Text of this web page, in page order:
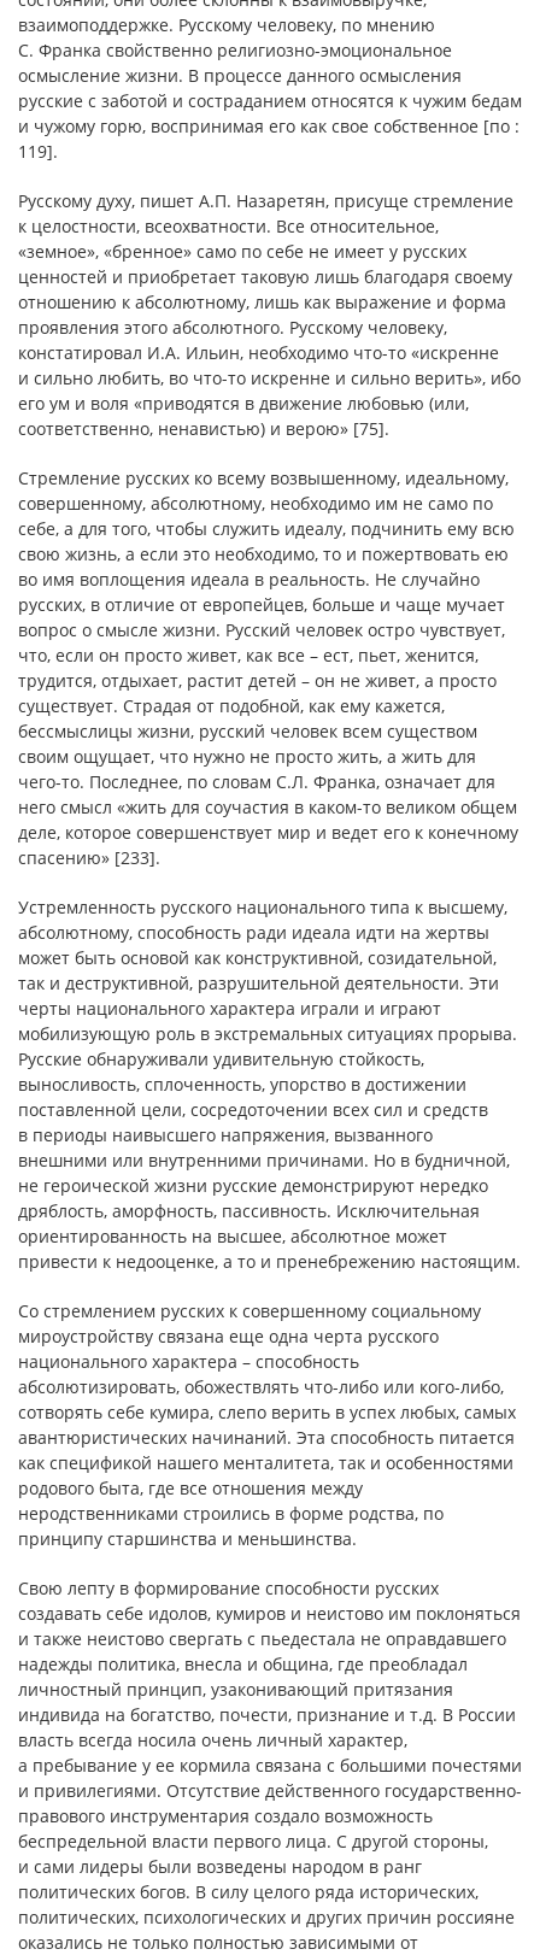
взаимоподдержке. Русскому человеку, по мнению
С. Франка свойственно религиозно-эмоциональное
осмысление жизни. В процессе данного осмысления
русские с заботой и состраданием относятся к чужим бедам
и чужому горю, воспринимая его как свое собственное [по :
119].
Русскому духу, пишет А.П. Назаретян, присуще стремление
к целостности, всеохватности. Все относительное,
«земное», «бренное» само по себе не имеет у русских
ценностей и приобретает таковую лишь благодаря своему
отношению к абсолютному, лишь как выражение и форма
проявления этого абсолютного. Русскому человеку,
констатировал И.А. Ильин, необходимо что-то «искренне
и сильно любить, во что-то искренне и сильно верить», ибо
его ум и воля «приводятся в движение любовью (или,
соответственно, ненавистью) и верою» [75].
Стремление русских ко всему возвышенному, идеальному,
совершенному, абсолютному, необходимо им не само по
себе, а для того, чтобы служить идеалу, подчинить ему всю
свою жизнь, а если это необходимо, то и пожертвовать ею
во имя воплощения идеала в реальность. Не случайно
русских, в отличие от европейцев, больше и чаще мучает
вопрос о смысле жизни. Русский человек остро чувствует,
что, если он просто живет, как все – ест, пьет, женится,
трудится, отдыхает, растит детей – он не живет, а просто
существует. Страдая от подобной, как ему кажется,
бессмыслицы жизни, русский человек всем существом
своим ощущает, что нужно не просто жить, а жить для
чего-то. Последнее, по словам С.Л. Франка, означает для
него смысл «жить для соучастия в каком-то великом общем
деле, которое совершенствует мир и ведет его к конечному
спасению» [233].
Устремленность русского национального типа к высшему,
абсолютному, способность ради идеала идти на жертвы
может быть основой как конструктивной, созидательной,
так и деструктивной, разрушительной деятельности. Эти
черты национального характера играли и играют
мобилизующую роль в экстремальных ситуациях прорыва.
Русские обнаруживали удивительную стойкость,
выносливость, сплоченность, упорство в достижении
поставленной цели, сосредоточении всех сил и средств
в периоды наивысшего напряжения, вызванного
внешними или внутренними причинами. Но в будничной,
не героической жизни русские демонстрируют нередко
дряблость, аморфность, пассивность. Исключительная
ориентированность на высшее, абсолютное может
привести к недооценке, а то и пренебрежению настоящим.
Со стремлением русских к совершенному социальному
мироустройству связана еще одна черта русского
национального характера – способность
абсолютизировать, обожествлять что-либо или кого-либо,
сотворять себе кумира, слепо верить в успех любых, самых
авантюристических начинаний. Эта способность питается
как спецификой нашего менталитета, так и особенностями
родового быта, где все отношения между
неродственниками строились в форме родства, по
принципу старшинства и меньшинства.
Свою лепту в формирование способности русских
создавать себе идолов, кумиров и неистово им поклоняться
и также неистово свергать с пьедестала не оправдавшего
надежды политика, внесла и община, где преобладал
личностный принцип, узаконивающий притязания
индивида на богатство, почести, признание и т.д. В России
власть всегда носила очень личный характер,
а пребывание у ее кормила связана с большими почестями
и привилегиями. Отсутствие действенного государственно-
правового инструментария создало возможность
беспредельной власти первого лица. С другой стороны,
и сами лидеры были возведены народом в ранг
политических богов. В силу целого ряда исторических,
политических, психологических и других причин россияне
оказались не только полностью зависимыми от